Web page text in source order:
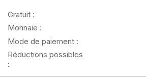
Gratuit :
Monnaie :
Mode de paiement :
Réductions possibles
: